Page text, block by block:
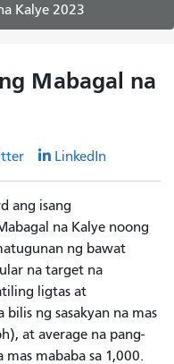
Kalye 2023
Mabagal na
LinkedIn
ang isang
na Kalye noong
ng bawat
na target na
ligtas at
ng sasakyan na mas
at average na pang-
mababa sa 1,000.